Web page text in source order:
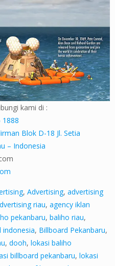
kami di :
1888
Blok D-18 Jl. Setia
– Indonesia
, Advertising, advertising
riau, agency iklan
pekanbaru, baliho riau,
indonesia, Billboard Pekanbaru,
, dooh, lokasi baliho
billboard pekanbaru, lokasi